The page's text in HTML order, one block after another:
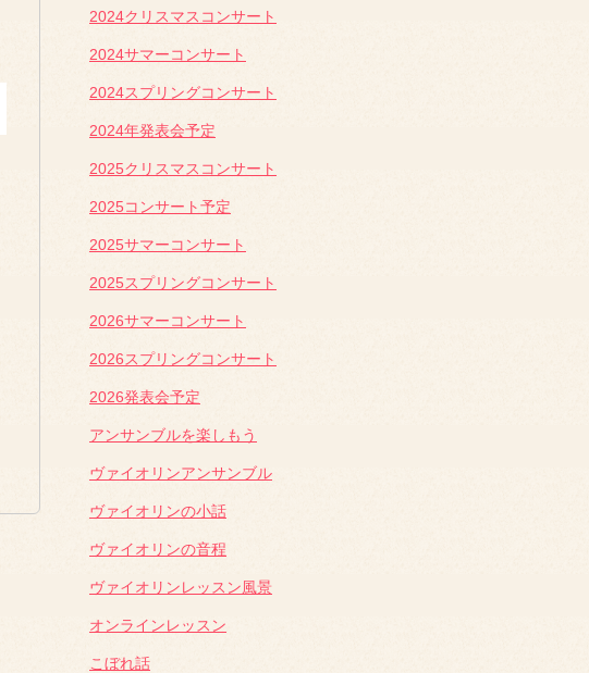
2024クリスマスコンサート
2024サマーコンサート
2024スプリングコンサート
2024年発表会予定
2025クリスマスコンサート
2025コンサート予定
2025サマーコンサート
2025スプリングコンサート
2026サマーコンサート
2026スプリングコンサート
2026発表会予定
アンサンブルを楽しもう
ヴァイオリンアンサンブル
ヴァイオリンの小話
ヴァイオリンの音程
ヴァイオリンレッスン風景
オンラインレッスン
こぼれ話